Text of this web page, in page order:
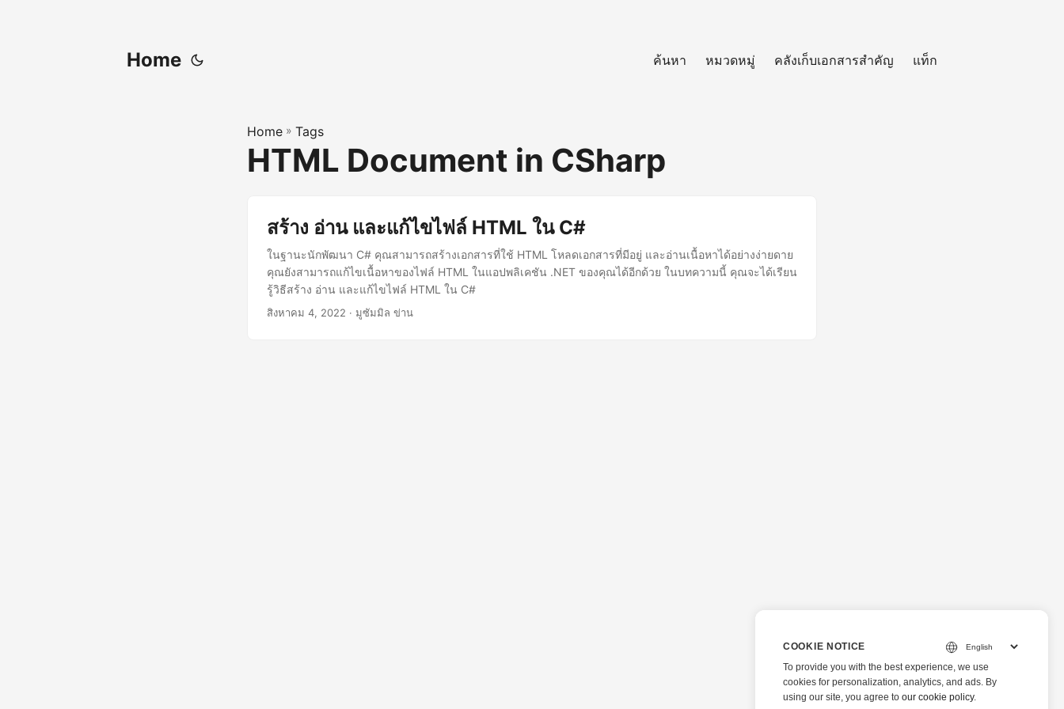
Home ค้นหา หมวดหมู่ คลังเก็บเอกสารสำคัญ แท็ก
Home » Tags
HTML Document in CSharp
สร้าง อ่าน และแก้ไขไฟล์ HTML ใน C#
ในฐานะนักพัฒนา C# คุณสามารถสร้างเอกสารที่ใช้ HTML โหลดเอกสารที่มีอยู่ และอ่านเนื้อหาได้อย่างง่ายดาย
คุณยังสามารถแก้ไขเนื้อหาของไฟล์ HTML ในแอปพลิเคชัน .NET ของคุณได้อีกด้วย ในบทความนี้ คุณจะได้เรียน
รู้วิธีสร้าง อ่าน และแก้ไขไฟล์ HTML ใน C#
สิงหาคม 4, 2022 · มูซัมมิล ข่าน
COOKIE NOTICE
To provide you with the best experience, we use
cookies for personalization, analytics, and ads. By
using our site, you agree to our cookie policy.